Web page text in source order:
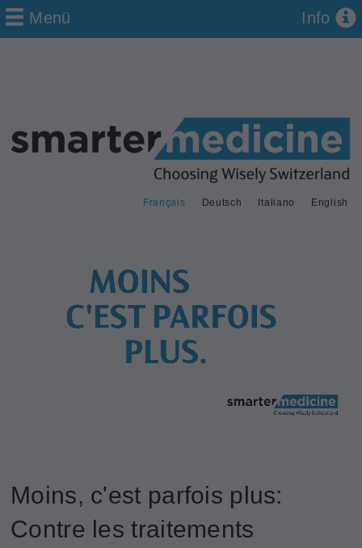
Deutsch
Français Italiano English
Menü Info
Moins, c'est parfois plus:
Contre les traitements